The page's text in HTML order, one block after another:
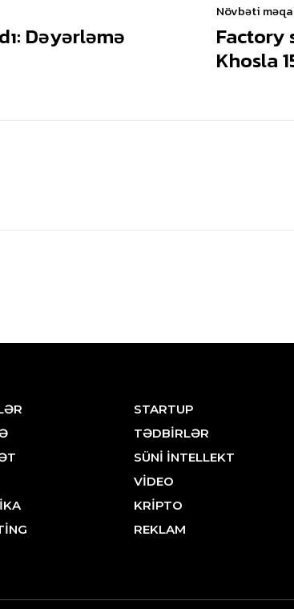
Dəyərləmə
Növbəti
Factory
Khosla
STARTUP
TƏDBİRLƏR
SÜNİ İNTELLEKT
VİDEO
KRİPTO
REKLAM